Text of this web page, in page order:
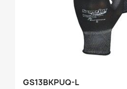
GS13BKPUQ-L